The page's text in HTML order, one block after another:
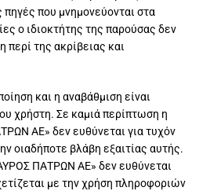
που μνημονεύονται στα
ο ιδιοκτήτης της παρούσας δεν
περί της ακρίβειας και
και η αναβάθμιση είναι
χρήστη. Σε καμιά περίπτωση η
ΑΕ» δεν ευθύνεται για τυχόν
οιαδήποτε βλάβη εξαιτίας αυτής.
ΠΑΤΡΩΝ ΑΕ» δεν ευθύνεται
με την χρήση πληροφοριών